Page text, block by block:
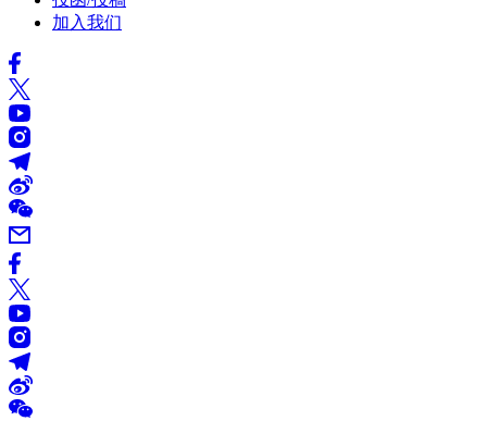
加入我们